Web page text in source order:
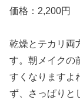
価格：2,200円
乾燥とテカリ両
す。朝メイクの
すくなりますよ
ず、さっぱりと